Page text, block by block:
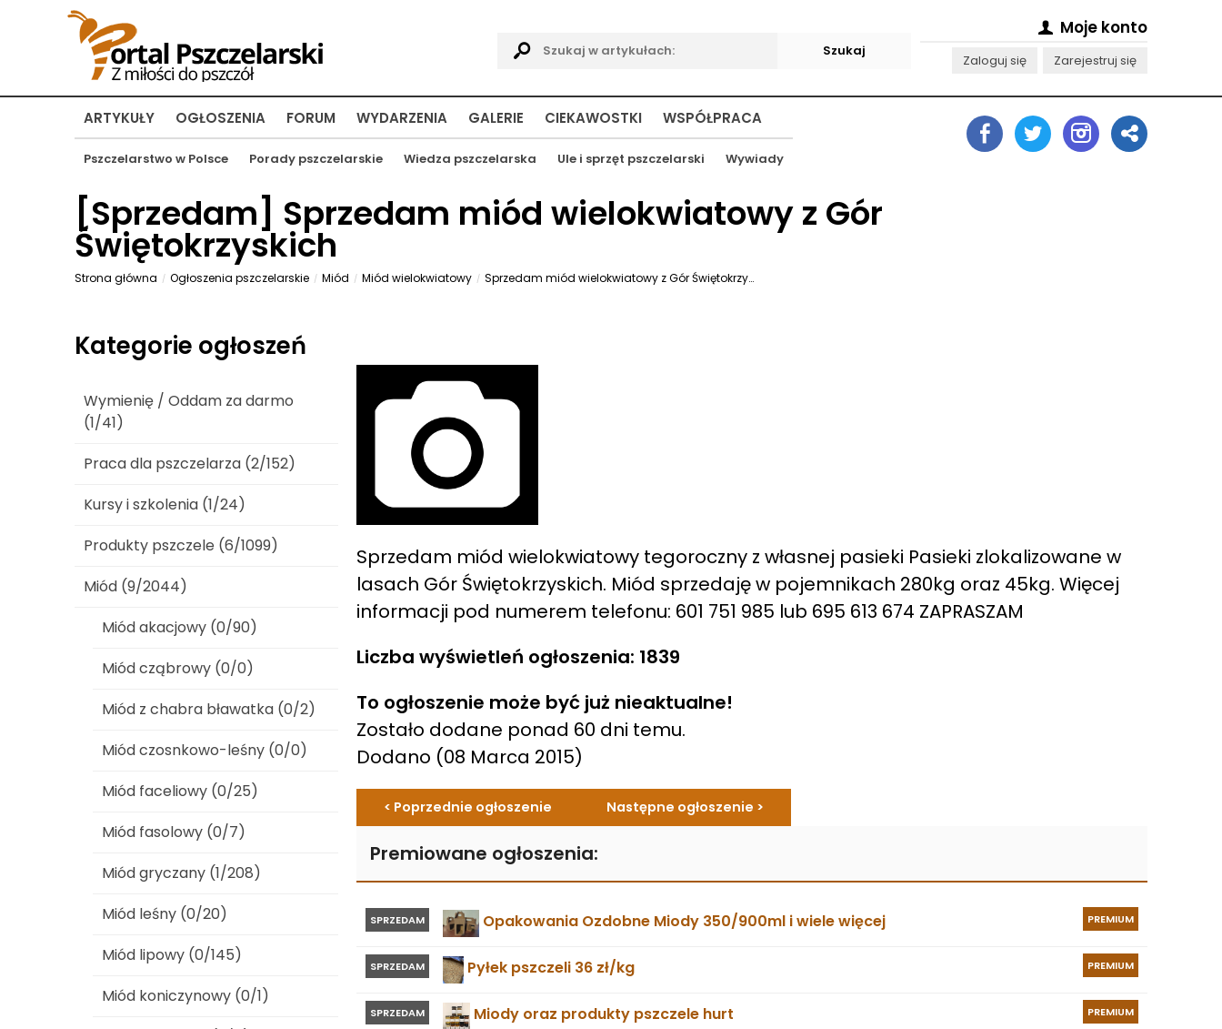
Moje konto
Zaloguj się Zarejestruj się
ARTYKUŁY
Pszczelarstwo w Polsce Porady pszczelarskie Wiedza pszczelarska Ule i sprzęt pszczelarski Wywiady
OGŁOSZENIA FORUM WYDARZENIA GALERIE CIEKAWOSTKI WSPÓŁPRACA
[Sprzedam] Sprzedam miód wielokwiatowy z Gór
Świętokrzyskich
Strona główna Ogłoszenia pszczelarskie Miód Miód wielokwiatowy Sprzedam miód wielokwiatowy z Gór Świętokrzyskich
Sprzedam miód wielokwiatowy tegoroczny z własnej pasieki Pasieki zlokalizowane w
lasach Gór Świętokrzyskich. Miód sprzedaję w pojemnikach 280kg oraz 45kg. Więcej
informacji pod numerem telefonu: 601 751 985 lub 695 613 674 ZAPRASZAM
Liczba wyświetleń ogłoszenia: 1839
To ogłoszenie może być już nieaktualne!
Zostało dodane ponad 60 dni temu.
Dodano (08 Marca 2015)
< Poprzednie ogłoszenie Następne ogłoszenie >
Premiowane ogłoszenia:
PREMIUM
SPRZEDAM Opakowania Ozdobne Miody 350/900ml i wiele więcej
PREMIUM
SPRZEDAM Pyłek pszczeli 36 zł/kg
PREMIUM
SPRZEDAM Miody oraz produkty pszczele hurt
Kategorie ogłoszeń
Wymienię / Oddam za darmo
(1/41)
Praca dla pszczelarza (2/152)
Kursy i szkolenia (1/24)
Produkty pszczele (6/1099)
Miód (9/2044)
Miód akacjowy (0/90)
Miód cząbrowy (0/0)
Miód z chabra bławatka (0/2)
Miód czosnkowo-leśny (0/0)
Miód faceliowy (0/25)
Miód fasolowy (0/7)
Miód gryczany (1/208)
Miód leśny (0/20)
Miód lipowy (0/145)
Miód koniczynowy (0/1)